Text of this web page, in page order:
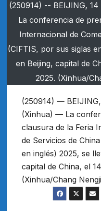
(250914) -- BEIJING,
La conferencia de
Internacional de
(CIFTIS, por sus siglas
en Beijing, capital de
2025. (Xinhua/
(250914) —
(Xinhua) — La
clausura de la Feria
de Servicios de
en inglés) 2025, se
capital de China, el
(Xinhua/Chang